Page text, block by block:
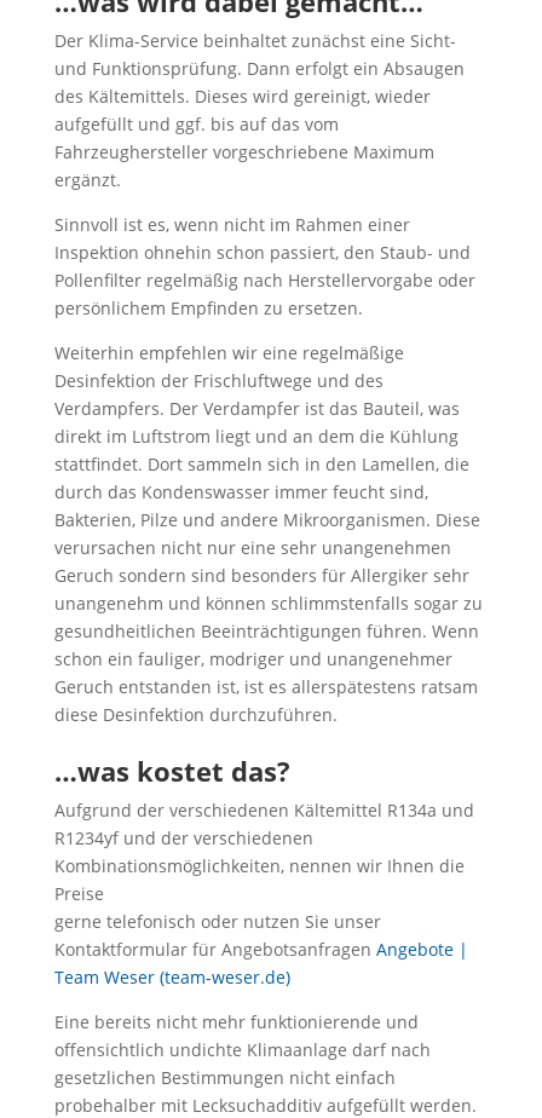
Der Klima-Service beinhaltet zunächst eine Sicht-
und Funktionsprüfung. Dann erfolgt ein Absaugen
des Kältemittels. Dieses wird gereinigt, wieder
aufgefüllt und ggf. bis auf das vom
Fahrzeughersteller vorgeschriebene Maximum
ergänzt.
Sinnvoll ist es, wenn nicht im Rahmen einer
Inspektion ohnehin schon passiert, den Staub- und
Pollenfilter regelmäßig nach Herstellervorgabe oder
persönlichem Empfinden zu ersetzen.
Weiterhin empfehlen wir eine regelmäßige
Desinfektion der Frischluftwege und des
Verdampfers. Der Verdampfer ist das Bauteil, was
direkt im Luftstrom liegt und an dem die Kühlung
stattfindet. Dort sammeln sich in den Lamellen, die
durch das Kondenswasser immer feucht sind,
Bakterien, Pilze und andere Mikroorganismen. Diese
verursachen nicht nur eine sehr unangenehmen
Geruch sondern sind besonders für Allergiker sehr
unangenehm und können schlimmstenfalls sogar zu
gesundheitlichen Beeinträchtigungen führen. Wenn
schon ein fauliger, modriger und unangenehmer
Geruch entstanden ist, ist es allerspätestens ratsam
diese Desinfektion durchzuführen.
…was kostet das?
Aufgrund der verschiedenen Kältemittel R134a und
R1234yf und der verschiedenen
Kombinationsmöglichkeiten, nennen wir Ihnen die
Preise
gerne telefonisch oder nutzen Sie unser
Kontaktformular für Angebotsanfragen Angebote |
Team Weser (team-weser.de)
Eine bereits nicht mehr funktionierende und
offensichtlich undichte Klimaanlage darf nach
gesetzlichen Bestimmungen nicht einfach
probehalber mit Lecksuchadditiv aufgefüllt werden.